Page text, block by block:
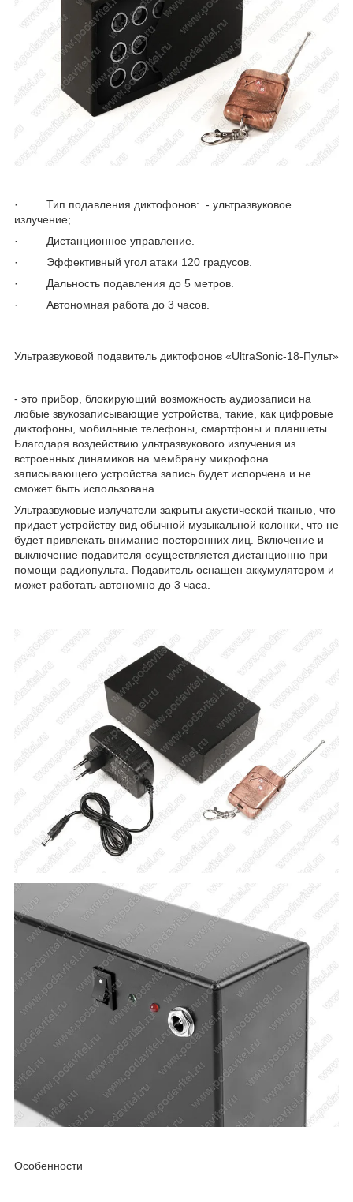
· Тип подавления диктофонов: - ультразвуковое
излучение;
· Дистанционное управление.
· Эффективный угол атаки 120 градусов.
· Дальность подавления до 5 метров.
· Автономная работа до 3 часов.
Ультразвуковой подавитель диктофонов «UltraSonic-18-Пульт»
- это прибор, блокирующий возможность аудиозаписи на
любые звукозаписывающие устройства, такие, как цифровые
диктофоны, мобильные телефоны, смартфоны и планшеты.
Благодаря воздействию ультразвукового излучения из
встроенных динамиков на мембрану микрофона
записывающего устройства запись будет испорчена и не
сможет быть использована.
Ультразвуковые излучатели закрыты акустической тканью, что
придает устройству вид обычной музыкальной колонки, что не
будет привлекать внимание посторонних лиц. Включение и
выключение подавителя осуществляется дистанционно при
помощи радиопульта. Подавитель оснащен аккумулятором и
может работать автономно до 3 часа.
Особенности